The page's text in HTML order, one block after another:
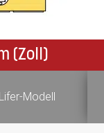
(Zoll)
Lifer-Modell